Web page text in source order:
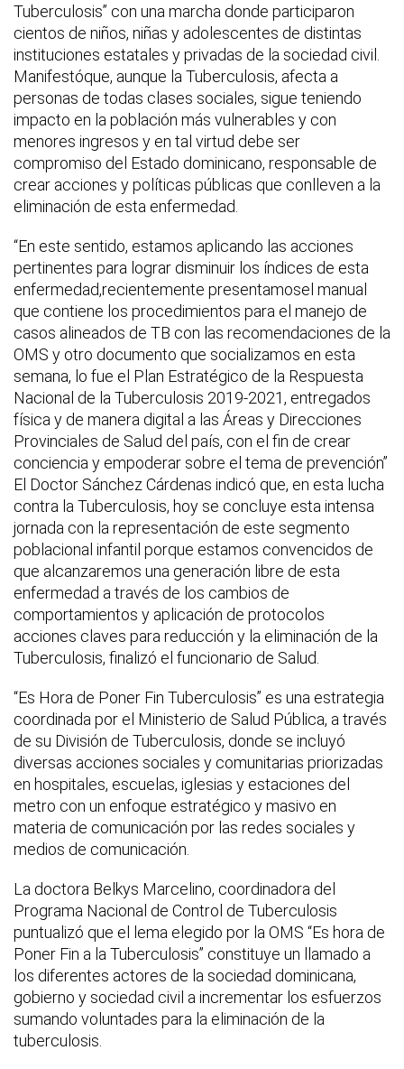
Tuberculosis” con una marcha donde participaron
cientos de niños, niñas y adolescentes de distintas
instituciones estatales y privadas de la sociedad civil.
Manifestóque, aunque la Tuberculosis, afecta a
personas de todas clases sociales, sigue teniendo
impacto en la población más vulnerables y con
menores ingresos y en tal virtud debe ser
compromiso del Estado dominicano, responsable de
crear acciones y políticas públicas que conlleven a la
eliminación de esta enfermedad.
“En este sentido, estamos aplicando las acciones
pertinentes para lograr disminuir los índices de esta
enfermedad,recientemente presentamosel manual
que contiene los procedimientos para el manejo de
casos alineados de TB con las recomendaciones de la
OMS y otro documento que socializamos en esta
semana, lo fue el Plan Estratégico de la Respuesta
Nacional de la Tuberculosis 2019-2021, entregados
física y de manera digital a las Áreas y Direcciones
Provinciales de Salud del país, con el fin de crear
conciencia y empoderar sobre el tema de prevención”
El Doctor Sánchez Cárdenas indicó que, en esta lucha
contra la Tuberculosis, hoy se concluye esta intensa
jornada con la representación de este segmento
poblacional infantil porque estamos convencidos de
que alcanzaremos una generación libre de esta
enfermedad a través de los cambios de
comportamientos y aplicación de protocolos
acciones claves para reducción y la eliminación de la
Tuberculosis, finalizó el funcionario de Salud.
“Es Hora de Poner Fin Tuberculosis” es una estrategia
coordinada por el Ministerio de Salud Pública, a través
de su División de Tuberculosis, donde se incluyó
diversas acciones sociales y comunitarias priorizadas
en hospitales, escuelas, iglesias y estaciones del
metro con un enfoque estratégico y masivo en
materia de comunicación por las redes sociales y
medios de comunicación.
La doctora Belkys Marcelino, coordinadora del
Programa Nacional de Control de Tuberculosis
puntualizó que el lema elegido por la OMS “Es hora de
Poner Fin a la Tuberculosis” constituye un llamado a
los diferentes actores de la sociedad dominicana,
gobierno y sociedad civil a incrementar los esfuerzos
sumando voluntades para la eliminación de la
tuberculosis.